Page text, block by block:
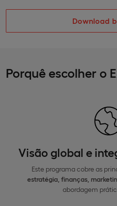
Download
Porquê escolher o
Visão global e
Este programa cobre as
estratégia, finanças,
abordagem